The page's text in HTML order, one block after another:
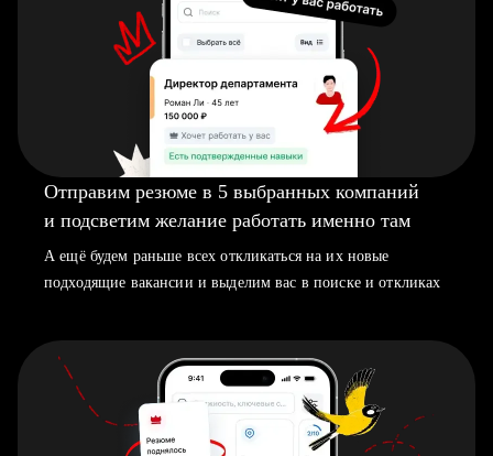
Отправим резюме в 5 выбранных компаний
и подсветим желание работать именно там
А ещё будем раньше всех откликаться на их новые
подходящие вакансии и выделим вас в поиске и откликах